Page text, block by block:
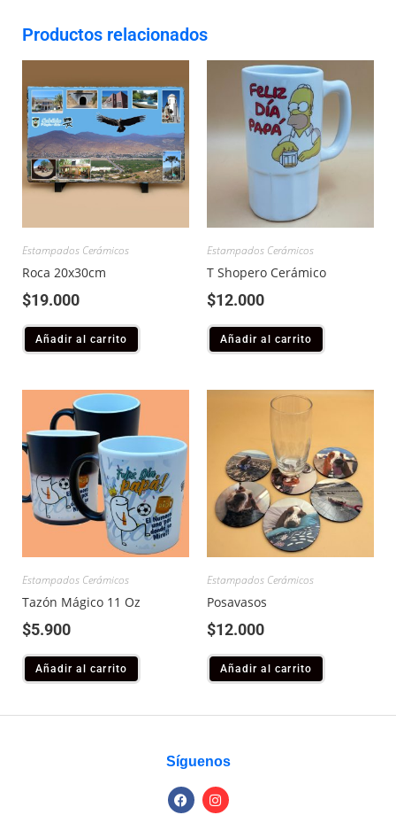
Productos relacionados
Estampados Cerámicos
Roca 20x30cm
$19.000
Añadir al carrito
Estampados Cerámicos
T Shopero Cerámico
$12.000
Añadir al carrito
Estampados Cerámicos
Tazón Mágico 11 Oz
$5.900
Añadir al carrito
Estampados Cerámicos
Posavasos
$12.000
Añadir al carrito
Síguenos